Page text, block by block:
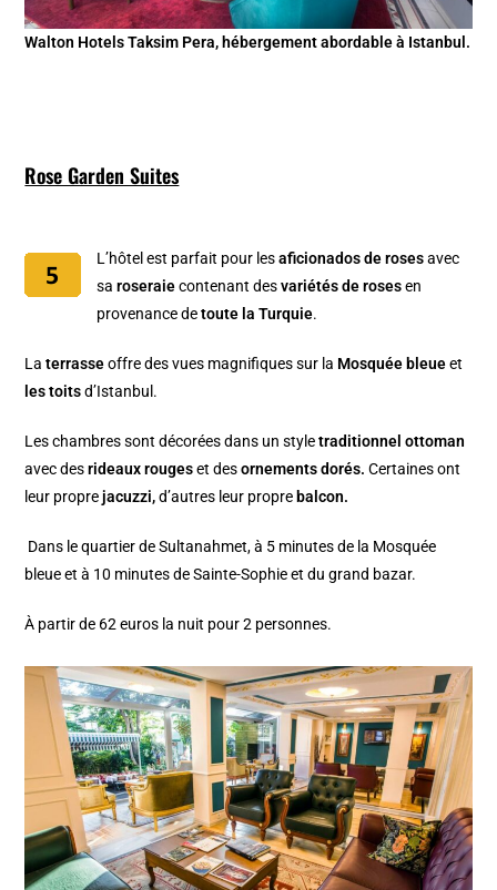
Walton Hotels Taksim Pera, hébergement abordable à Istanbul.
Rose Garden Suites
L’hôtel est parfait pour lesaficionados de rosesavec
sa roseraiecontenant desvariétés de rosesen
provenance detoute la Turquie.
Laterrasseoffre des vues magnifiques sur la Mosquée bleueet
les toitsd’Istanbul.
Les chambres sont décorées dans un styletraditionnel ottoman
avec desrideaux rougeset desornements dorés.Certaines ont
leur proprejacuzzi,d’autres leur propre balcon.
Dans le quartier de Sultanahmet, à 5 minutes de la Mosquée
bleue et à 10 minutes de Sainte-Sophie et du grand bazar.
À partir de 62 euros la nuit pour 2 personnes.